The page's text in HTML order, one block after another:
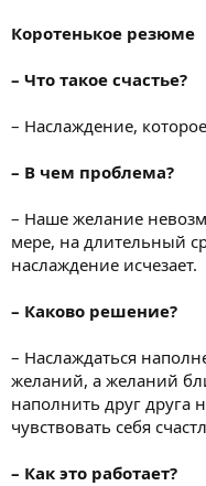
Коротенькое резюме
– Что такое счастье?
– Наслаждение,
– В чем проблема?
– Наше желание
мере, на длительный
наслаждение исчезает.
– Каково решение?
– Наслаждаться
желаний, а желаний
наполнить друг друга
чувствовать себя
– Как это работает?